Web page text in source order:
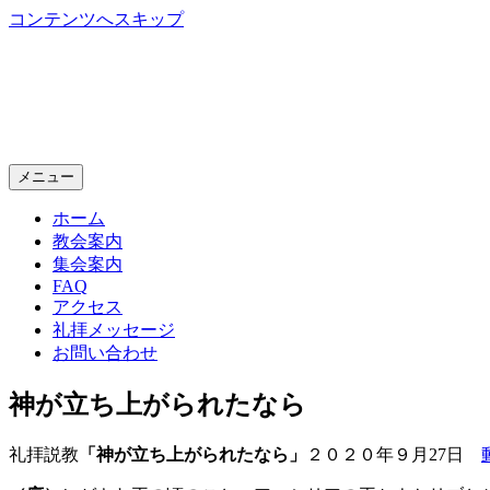
コンテンツへスキップ
メニュー
ホーム
教会案内
集会案内
FAQ
アクセス
礼拝メッセージ
お問い合わせ
神が立ち上がられたなら
礼拝説教 「神が立ち上がられたなら」 ２０２０年９月27日